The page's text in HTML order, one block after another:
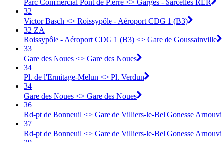
Parc Commercial Pont de Pierre <> Garges - Sarcelles RER
32
Victor Basch <> Roissypôle - Aéroport CDG 1 (B3)
32 ZA
Roissypôle - Aéroport CDG 1 (B3) <> Gare de Goussainville
33
Gare des Noues <> Gare des Noues
34
Pl. de l'Ermitage-Melun <> Pl. Verdun
34
Gare des Noues <> Gare des Noues
36
Rd-pt de Bonneuil <> Gare de Villiers-le-Bel Gonesse
37
Rd-pt de Bonneuil <> Gare de Villiers-le-Bel Gonesse